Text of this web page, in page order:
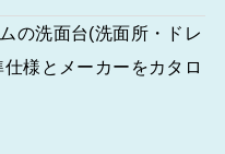
の洗面台(洗面所・ドレ
様とメーカーをカタロ